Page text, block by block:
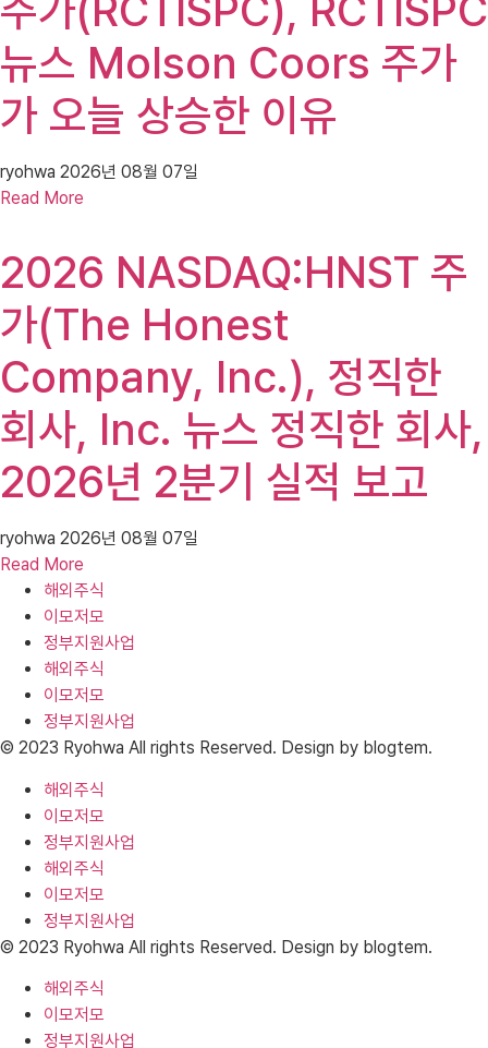
주가(RCTISPC), RCTISPC
뉴스 Molson Coors 주가
가 오늘 상승한 이유
ryohwa 2026년 08월 07일
Read More
2026 NASDAQ:HNST 주
가(The Honest
Company, Inc.), 정직한
회사, Inc. 뉴스 정직한 회사,
2026년 2분기 실적 보고
ryohwa 2026년 08월 07일
Read More
해외주식
이모저모
정부지원사업
해외주식
이모저모
정부지원사업
© 2023 Ryohwa All rights Reserved. Design by blogtem.
해외주식
이모저모
정부지원사업
해외주식
이모저모
정부지원사업
© 2023 Ryohwa All rights Reserved. Design by blogtem.
해외주식
이모저모
정부지원사업